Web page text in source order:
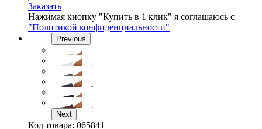
Заказать
Нажимая кнопку "Купить в 1 клик" я соглашаюсь с
"Политикой конфиденциальности"
Previous
Next
Код товара: 065841